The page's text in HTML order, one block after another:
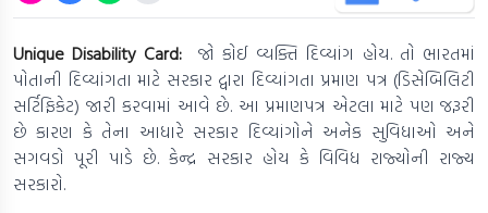
Unique Disability Card: જો કોઈ વ્યક્તિ દિવ્યાંગ હોય. તો ભારતમાં
પોતાની દિવ્યાંગતા માટે સરકાર દ્વારા દિવ્યાંગતા પ્રમાણ પત્ર (ડિસેબિલિટી
સર્ટિફિકેટ) જારી કરવામાં આવે છે. આ પ્રમાણપત્ર એટલા માટે પણ જરૂરી
છે કારણ કે તેના આધારે સરકાર દિવ્યાંગોને અનેક સુવિધાઓ અને
સગવડો પૂરી પાડે છે. કેન્દ્ર સરકાર હોય કે વિવિધ રાજ્યોની રાજ્ય
સરકારો.